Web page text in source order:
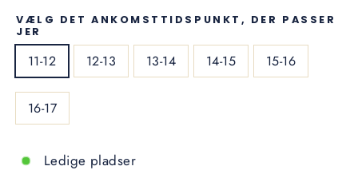
VÆLG DET ANKOMSTTIDSPUNKT, DER PASSER
JER
11-12 12-13 13-14 14-15 15-16
16-17
Ledige pladser